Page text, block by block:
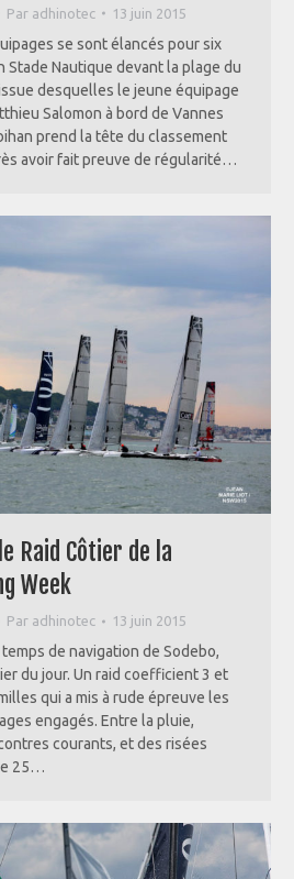
Par adhinotec 13 juin 2015
se sont élancés pour six
Nautique devant la plage du
desquelles le jeune équipage
Salomon à bord de Vannes
prend la tête du classement
avoir fait preuve de régularité…
Raid Côtier de la
Week
Par adhinotec 13 juin 2015
de navigation de Sodebo,
du jour. Un raid coefficient 3 et
qui a mis à rude épreuve les
engagés. Entre la pluie,
courants, et des risées
25…